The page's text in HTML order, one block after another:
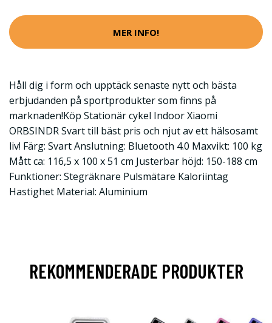
MER INFO!
Håll dig i form och upptäck senaste nytt och bästa
erbjudanden på sportprodukter som finns på
marknaden!Köp Stationär cykel Indoor Xiaomi
ORBSINDR Svart till bäst pris och njut av ett hälsosamt
liv! Färg: Svart Anslutning: Bluetooth 4.0 Maxvikt: 100 kg
Mått ca: 116,5 x 100 x 51 cm Justerbar höjd: 150-188 cm
Funktioner: Stegräknare Pulsmätare Kaloriintag
Hastighet Material: Aluminium
REKOMMENDERADE PRODUKTER